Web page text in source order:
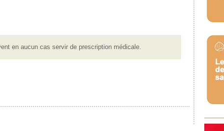
en aucun cas servir de prescription médicale.